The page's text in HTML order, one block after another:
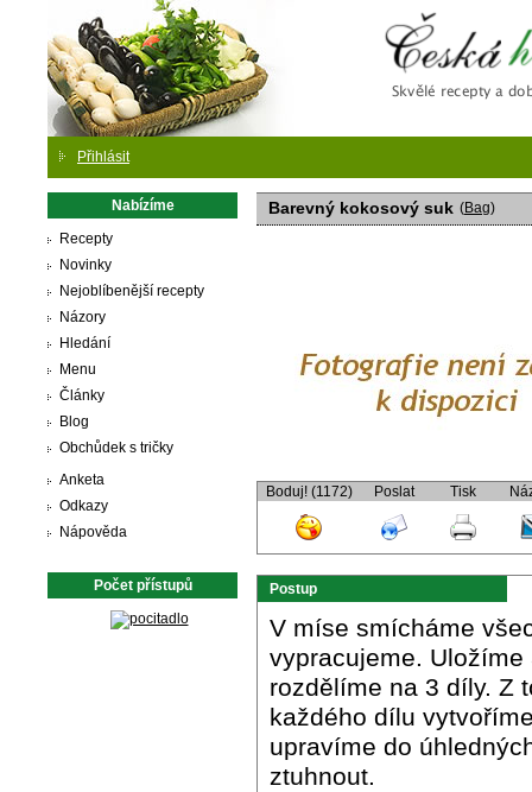
Přihlásit
Nabízíme
Recepty
Novinky
Nejoblíbenější recepty
Názory
Hledání
Menu
Články
Blog
Obchůdek s tričky
Anketa
Odkazy
Nápověda
Počet přístupů
Barevný kokosový suk (Bag)
Boduj! (1172) Poslat Tisk
Postup
V míse smícháme
vypracujeme.
rozdělíme na 3 díly. Z
každého dílu
upravíme do
ztuhnout.